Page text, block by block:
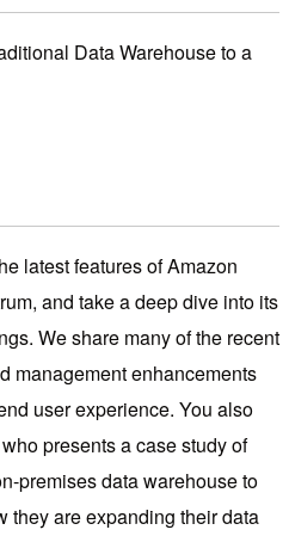
Data Warehouse to a
latest features of Amazon
and take a deep dive into its
We share many of the recent
management enhancements
user experience. You also
presents a case study of
premises data warehouse to
they are expanding their data